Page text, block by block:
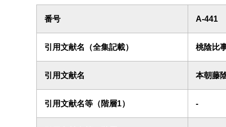
番号 A-441
引用文献名（全集記載） 桃陰比
引用文献名 本朝藤
引用文献名等（階層1） -